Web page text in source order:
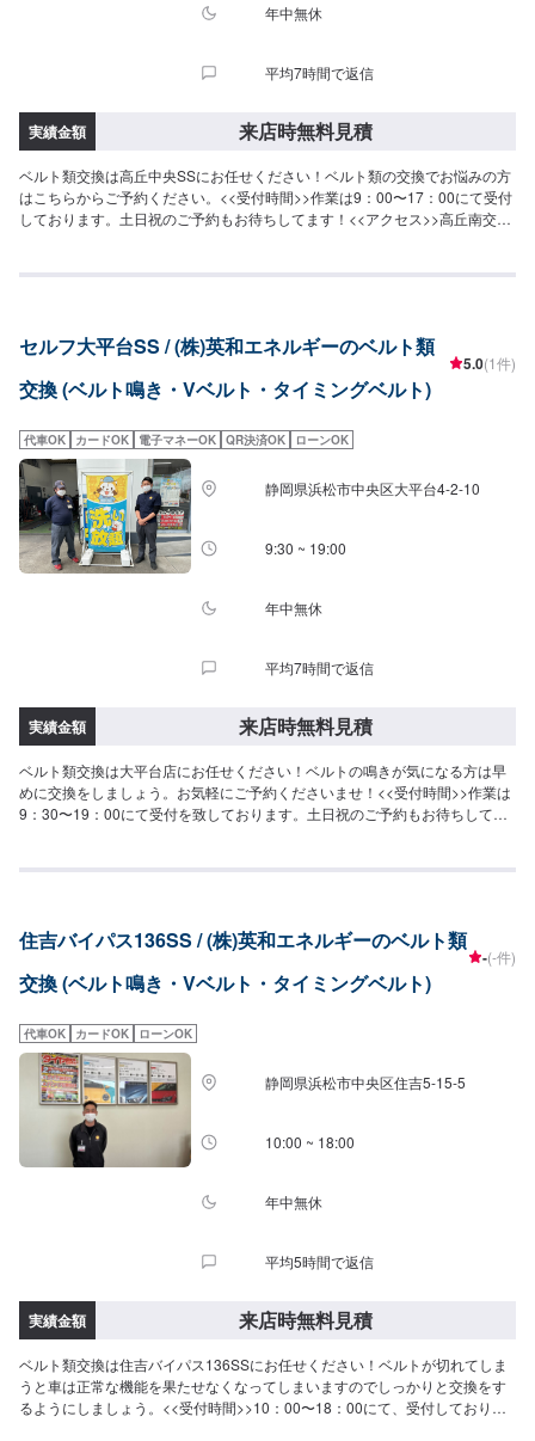
年中無休
平均7時間で返信
実績金額 来店時無料見積
ベルト類交換は高丘中央SSにお任せください！ベルト類の交換でお悩みの方
はこちらからご予約ください。<<受付時間>>作業は9：00〜17：00にて受付
しております。土日祝のご予約もお待ちしてます！<<アクセス>>高丘南交差
セルフ大平台SS / (株)英和エネルギーのベルト類
交換 (ベルト鳴き・Vベルト・タイミングベルト)
5.0(1件)
代車OK カードOK 電子マネーOK QR決済OK ローンOK
静岡県浜松市中央区大平台4-2-10
9:30 ~ 19:00
年中無休
平均7時間で返信
実績金額 来店時無料見積
ベルト類交換は大平台店にお任せください！ベルトの鳴きが気になる方は早
めに交換をしましょう。お気軽にご予約くださいませ！<<受付時間>>作業は
9：30〜19：00にて受付を致しております。土日祝のご予約もお待ちしてお
住吉バイパス136SS / (株)英和エネルギーのベルト類
交換 (ベルト鳴き・Vベルト・タイミングベルト)
-(-件)
代車OK カードOK ローンOK
静岡県浜松市中央区住吉5-15-5
10:00 ~ 18:00
年中無休
平均5時間で返信
実績金額 来店時無料見積
ベルト類交換は住吉バイパス136SSにお任せください！ベルトが切れてしま
うと車は正常な機能を果たせなくなってしまいますのでしっかりと交換をす
るようにしましょう。<<受付時間>>10：00〜18：00にて、受付しておりま